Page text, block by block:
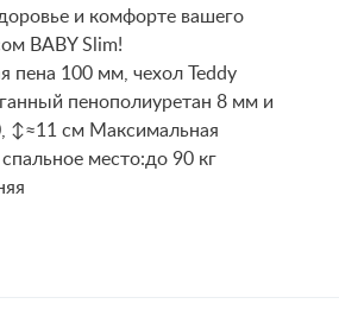
и комфорте вашего
BABY Slim!
пена 100 мм, чехол Teddy
пенополиуретан 8 мм и
↕≈11 см Maксимальная
место:до 90 кг